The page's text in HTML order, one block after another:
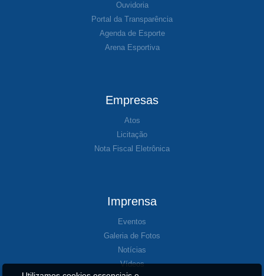
Ouvidoria
Portal da Transparência
Agenda de Esporte
Arena Esportiva
Empresas
Atos
Licitação
Nota Fiscal Eletrônica
Imprensa
Eventos
Galeria de Fotos
Notícias
Vídeos